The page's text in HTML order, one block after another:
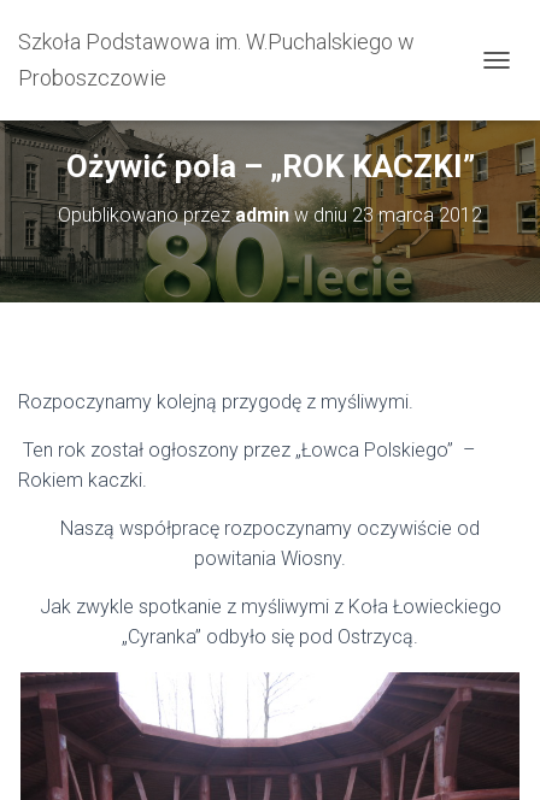
Szkoła Podstawowa im. W.Puchalskiego w
Proboszczowie
Ożywić pola – „ROK KACZKI”
Opublikowano przezadminw dniu23 marca 2012
Rozpoczynamy kolejną przygodę z myśliwymi.
Ten rok został ogłoszony przez „Łowca Polskiego” –
Rokiem kaczki.
Naszą współpracę rozpoczynamy oczywiście od
powitania Wiosny.
Jak zwykle spotkanie z myśliwymi z Koła Łowieckiego
„Cyranka” odbyło się pod Ostrzycą.